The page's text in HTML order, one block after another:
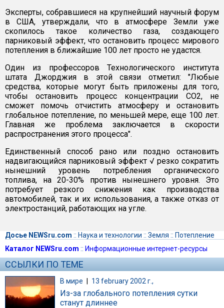
Эксперты, собравшиеся на крупнейший научный форум
в США, утверждали, что в атмосфере Земли уже
скопилось такое количество газа, создающего
парниковый эффект, что остановить процесс мирового
потепления в ближайшие 100 лет просто не удастся.
Один из профессоров Технологического института
штата Джорджия в этой связи отметил: "Любые
средства, которые могут быть приложены для того,
чтобы остановить процесс концентрации CO2, не
сможет помочь отчистить атмосферу и остановить
глобальное потепление, по меньшей мере, еще 100 лет.
Главная же проблема заключается в скорости
распространения этого процесса".
Единственный способ рано или поздно остановить
надвигающийся парниковый эффект √ резко сократить
нынешний уровень потребления органического
топлива, на 20-30% против нынешнего уровня. Это
потребует резкого снижения как производства
автомобилей, так и их использования, а также отказ от
электростанций, работающих на угле.
Досье NEWSru.com :: Наука и технологии :: Земля :: Потепление
Каталог NEWSru.com :: Информационные интернет-ресурсы
ССЫЛКИ ПО ТЕМЕ
В мире | 13 february 2002 г.,
Из-за глобального потепления сутки
станут длиннее